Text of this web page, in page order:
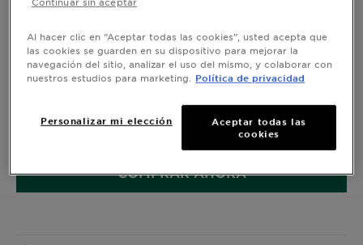
Atrévete a probar nuestros tintes de cabello Nutrisse
Coloríssimos. Su tecnología especial para cabello
oscuro aporta intensidad de larga duración.
TAMAÑO KIT DE COLORACIÓN
COMPRAR AHORA
Al hacer clic en “Aceptar todas las cookies”, usted acepta que
las cookies se guarden en su dispositivo para mejorar la
navegación del sitio, analizar el uso del mismo, y colaborar con
nuestros estudios para marketing. Política de privacidad
Personalizar mi elección
Aceptar todas las
cookies